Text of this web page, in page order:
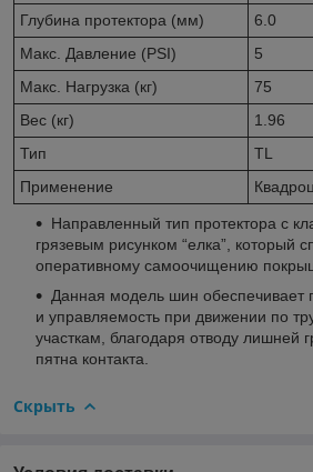
Глубина протектора (мм)
6.0
Макс. Давление (PSI)
5
Макс. Нагрузка (кг)
75
Вес (кг)
1.96
Тип
TL
Применение
Направленный тип протектора с
грязевым рисунком “елка”, который
оперативному самоочищению
Данная модель шин обеспечивает
и управляемость при движении по
участкам, благодаря отводу лишней
пятна контакта.
Скрыть